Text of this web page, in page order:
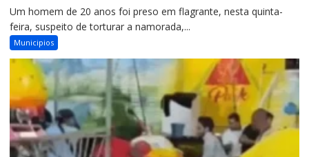
Um homem de 20 anos foi preso em flagrante, nesta quinta-
feira, suspeito de torturar a namorada,...
Municipios